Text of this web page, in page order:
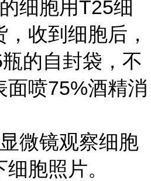
细胞用T25细
收到细胞后，
的自封袋，不
面喷75%酒精消
微镜观察细胞
胞照片。